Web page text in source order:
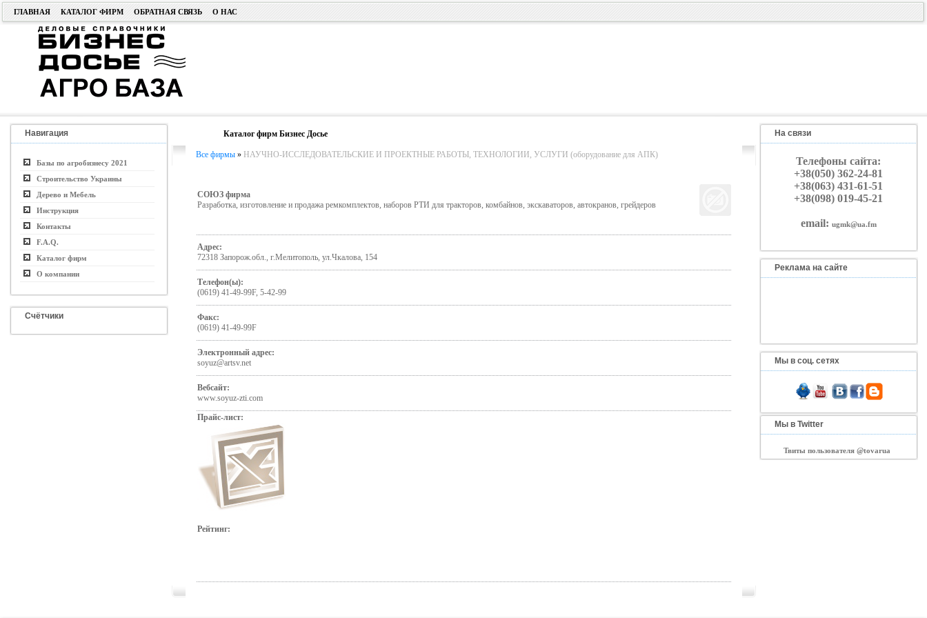
ГЛАВНАЯ КАТАЛОГ ФИРМ ОБРАТНАЯ СВЯЗЬ О НАС
Навигация
Базы по агробизнесу 2021
Строительство Украины
Дерево и Мебель
Инструкция
Контакты
F.A.Q.
Каталог фирм
О компании
Счётчики
Каталог фирм Бизнес Досье
Все фирмы» НАУЧНО-ИССЛЕДОВАТЕЛЬСКИЕ И ПРОЕКТНЫЕ РАБОТЫ, ТЕХНОЛОГИИ, УСЛУГИ (оборудование для АПК)
СОЮЗ фирма
Разработка, изготовление и продажа ремкомплектов, наборов РТИ для тракторов, комбайнов, экскаваторов, автокранов, грейдеров
Адрес:
72318 Запорож.обл., г.Мелитополь, ул.Чкалова, 154
Телефон(ы):
(0619) 41-49-99F, 5-42-99
Факс:
(0619) 41-49-99F
Электронный адрес:
soyuz@artsv.net
Вебсайт:
www.soyuz-zti.com
Прайс-лист:
Рейтинг:
На связи
Телефоны сайта:
+38(050) 362-24-81
+38(063) 431-61-51
+38(098) 019-45-21
email: ugmk@ua.fm
Реклама на сайте
Мы в соц. сетях
Мы в Twitter
Твиты пользователя @tovarua